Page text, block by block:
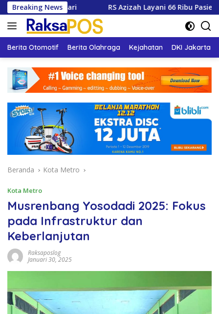
Langsung
ke
konten
Breaking NewsRS Azizah Layani 66 Ribu Pasien, Wali Kota
Berita Otomotif Berita Olahraga Kejahatan DKI Jakarta
Beranda Kota Metro
Kota Metro
Musrenbang Yosodadi 2025: Fokus
pada Infrastruktur dan
Keberlanjutan
Raksaposlog
Januari 30, 2025